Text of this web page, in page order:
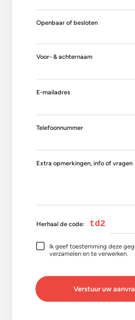
Openbaar of besloten
Voor- & achternaam
E-mailadres
Telefoonnummer
Extra opmerkingen, info of vragen
Herhaal de code: td2
Ik geef toestemming deze
verzamelen en te verwerken.